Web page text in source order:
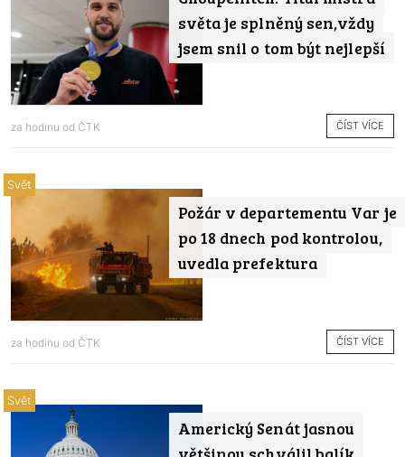
světa je splněný sen,vždy
jsem snil o tom být nejlepší
za hodinu od ČTK ČÍST VÍCE
Požár v departementu Var je
po 18 dnech pod kontrolou,
uvedla prefektura
Svět
za hodinu od ČTK ČÍST VÍCE
Americký Senát jasnou
Svět